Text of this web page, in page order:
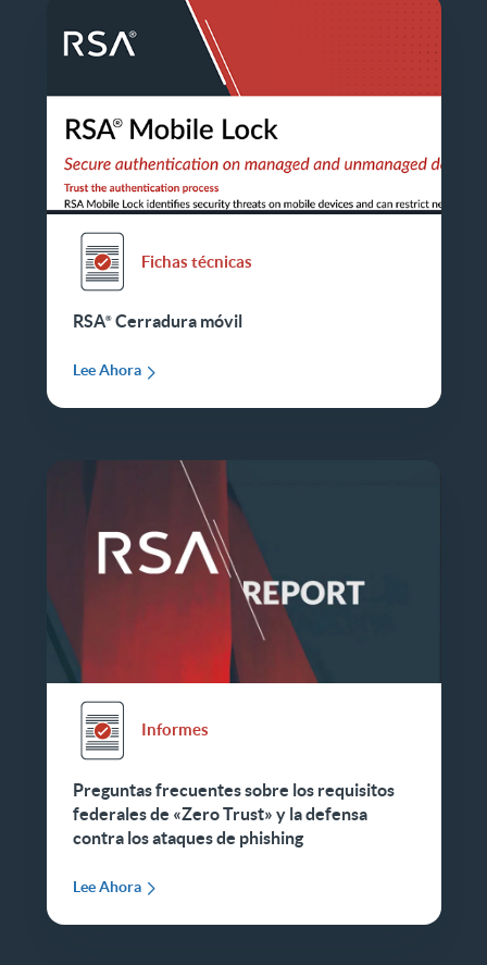
Fichas técnicas
RSA Cerradura móvil
Lee Ahora
Informes
Preguntas frecuentes sobre los requisitos
federales de «Zero Trust» y la defensa
contra los ataques de phishing
Lee Ahora